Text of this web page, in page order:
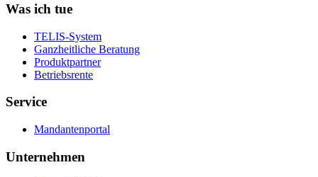
Was ich tue
TELIS-System
Ganzheitliche Beratung
Produktpartner
Betriebsrente
Service
Mandantenportal
Unternehmen